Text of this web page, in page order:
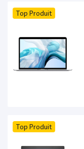
Top Produit
Top Produit